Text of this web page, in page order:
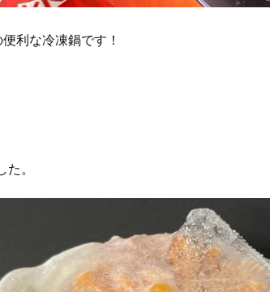
利な冷凍鍋です！
。